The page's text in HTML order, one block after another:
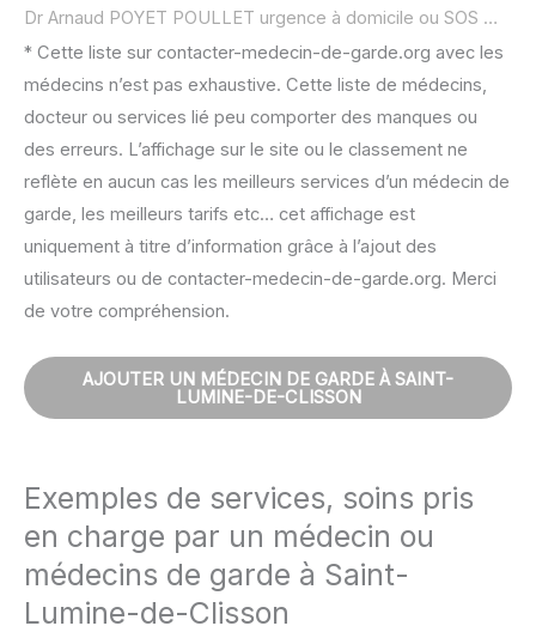
Dr Arnaud POYET POULLET urgence à domicile ou SOS médecin :
* Cette liste sur contacter-medecin-de-garde.org avec les
médecins n’est pas exhaustive. Cette liste de médecins,
docteur ou services lié peu comporter des manques ou
des erreurs. L’affichage sur le site ou le classement ne
reflète en aucun cas les meilleurs services d’un médecin de
garde, les meilleurs tarifs etc… cet affichage est
uniquement à titre d’information grâce à l’ajout des
utilisateurs ou de contacter-medecin-de-garde.org. Merci
de votre compréhension.
AJOUTER UN MÉDECIN DE GARDE À SAINT-
LUMINE-DE-CLISSON
Exemples de services, soins pris
en charge par un médecin ou
médecins de garde à Saint-
Lumine-de-Clisson